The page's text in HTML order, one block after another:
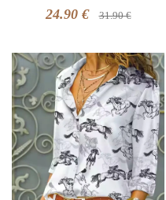
24.90 € 31.90 €